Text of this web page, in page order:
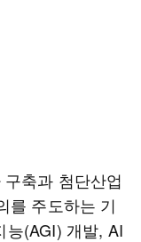
축과 첨단산업
를 주도하는 기
능(AGI) 개발, AI